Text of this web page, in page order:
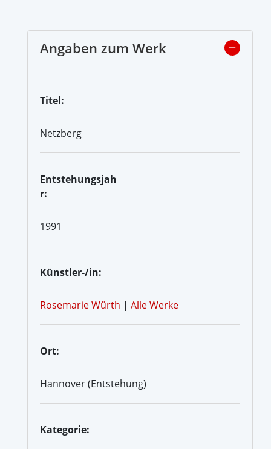
Angaben zum Werk
Titel:
Netzberg
Entstehungsjah
r:
1991
Künstler-/in:
Rosemarie Würth | Alle Werke
Ort:
Hannover (Entstehung)
Kategorie: